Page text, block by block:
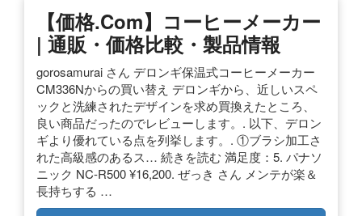
【価格.com】コーヒーメーカー
| 通販・価格比較・製品情報
gorosamurai さん デロンギ保温式コーヒーメーカー
CM336Nからの買い替え デロンギから、近しいスペ
ックと洗練されたデザインを求め買換えたところ、
良い商品だったのでレビューします。. 以下、デロン
ギより優れている点を列挙します。. ①ブラシ加工さ
れた高級感のあるス… 続きを読む 満足度：5. パナソ
ニック NC-R500 ¥16,200. ぜっき さん メンテが楽＆
長持ちする …